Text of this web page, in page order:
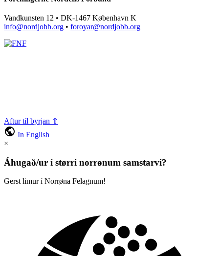
Vandkunsten 12 • DK-1467 København K
info@nordjobb.org • foroyar@nordjobb.org
Aftur til byrjan ⇧
public In English
×
Áhugað/ur í størri norrønum samstarvi?
Gerst limur í Norrøna Felagnum!